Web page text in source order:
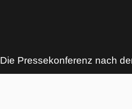
Die Pressekonferenz nach